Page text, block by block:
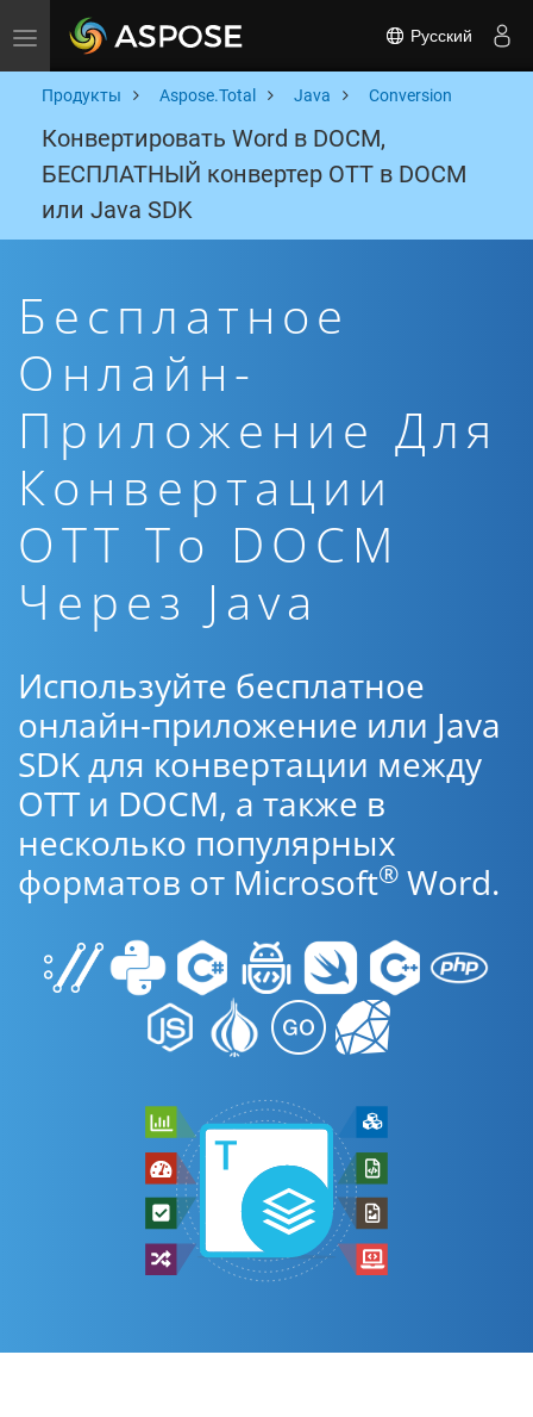
Toggle navigation Русский
Продукты Aspose.Total Java Conversion
Конвертировать Word в DOCM,
БЕСПЛАТНЫЙ конвертер OTT в DOCM
или Java SDK
Бесплатное
Онлайн-
Приложение Для
Конвертации
OTT To DOCM
Через Java
Используйте бесплатное
онлайн-приложение или Java
SDK для конвертации между
OTT и DOCM, а также в
несколько популярных
форматов от Microsoft® Word.